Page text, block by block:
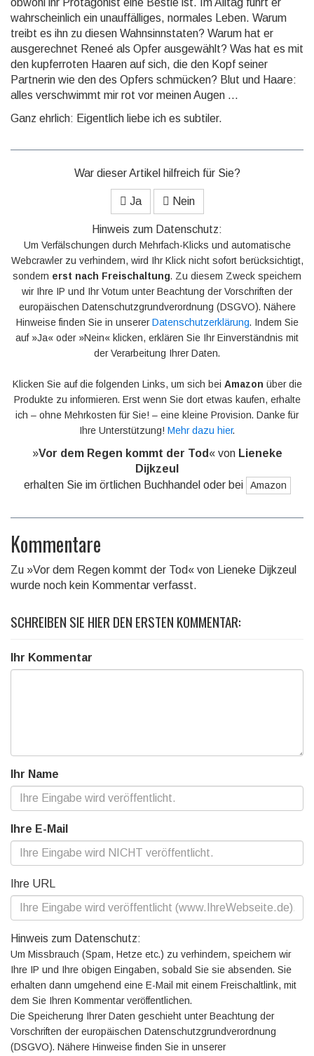
obwohl ihr Protagonist eine Bestie ist. Im Alltag führt er
wahrscheinlich ein unauffälliges, normales Leben. Warum
treibt es ihn zu diesen Wahnsinnstaten? Warum hat er
ausgerechnet Reneé als Opfer ausgewählt? Was hat es mit
den kupferroten Haaren auf sich, die den Kopf seiner
Partnerin wie den des Opfers schmücken? Blut und Haare:
alles verschwimmt mir rot vor meinen Augen ...
Ganz ehrlich: Eigentlich liebe ich es subtiler.
War dieser Artikel hilfreich für Sie?
Ja Nein
Hinweis zum Datenschutz:
Um Verfälschungen durch Mehrfach-Klicks und automatische
Webcrawler zu verhindern, wird Ihr Klick nicht sofort berücksichtigt,
sondern erst nach Freischaltung. Zu diesem Zweck speichern
wir Ihre IP und Ihr Votum unter Beachtung der Vorschriften der
europäischen Datenschutzgrundverordnung (DSGVO). Nähere
Hinweise finden Sie in unsererDatenschutzerklärung. Indem Sie
auf »Ja« oder »Nein« klicken, erklären Sie Ihr Einverständnis mit
der Verarbeitung Ihrer Daten.
Klicken Sie auf die folgenden Links, um sich bei Amazon über die
Produkte zu informieren. Erst wenn Sie dort etwas kaufen, erhalte
ich – ohne Mehrkosten für Sie! – eine kleine Provision. Danke für
Ihre Unterstützung! Mehr dazu hier.
»Vor dem Regen kommt der Tod « von Lieneke
Dijkzeul
erhalten Sie im örtlichen Buchhandel oder bei
Amazon
Kommentare
Zu »Vor dem Regen kommt der Tod« von Lieneke Dijkzeul
wurde noch kein Kommentar verfasst.
SCHREIBEN SIE HIER DEN ERSTEN KOMMENTAR:
Ihr Kommentar
Ihr Name
Ihre E-Mail
Ihre URL
Hinweis zum Datenschutz:
Um Missbrauch (Spam, Hetze etc.) zu verhindern, speichern wir
Ihre IP und Ihre obigen Eingaben, sobald Sie sie absenden. Sie
erhalten dann umgehend eine E-Mail mit einem Freischaltlink, mit
dem Sie Ihren Kommentar veröffentlichen.
Die Speicherung Ihrer Daten geschieht unter Beachtung der
Vorschriften der europäischen Datenschutzgrundverordnung
(DSGVO). Nähere Hinweise finden Sie in unserer